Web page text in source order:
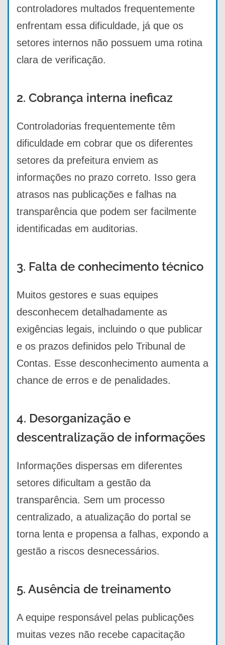
controladores multados frequentemente
enfrentam essa dificuldade, já que os
setores internos não possuem uma rotina
clara de verificação.
2. Cobrança interna ineficaz
Controladorias frequentemente têm
dificuldade em cobrar que os diferentes
setores da prefeitura enviem as
informações no prazo correto. Isso gera
atrasos nas publicações e falhas na
transparência que podem ser facilmente
identificadas em auditorias.
3. Falta de conhecimento técnico
Muitos gestores e suas equipes
desconhecem detalhadamente as
exigências legais, incluindo o que publicar
e os prazos definidos pelo Tribunal de
Contas. Esse desconhecimento aumenta a
chance de erros e de penalidades.
4. Desorganização e
descentralização de informações
Informações dispersas em diferentes
setores dificultam a gestão da
transparência. Sem um processo
centralizado, a atualização do portal se
torna lenta e propensa a falhas, expondo a
gestão a riscos desnecessários.
5. Ausência de treinamento
A equipe responsável pelas publicações
muitas vezes não recebe capacitação